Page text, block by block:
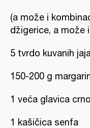
(a može i
džigerice, a može
5 tvrdo kuvanih
150-200 g
1 veća glavica
1 kašičica senfa